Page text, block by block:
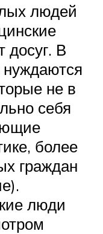
людей
досуг. В
не в
себя
более
граждан
люди